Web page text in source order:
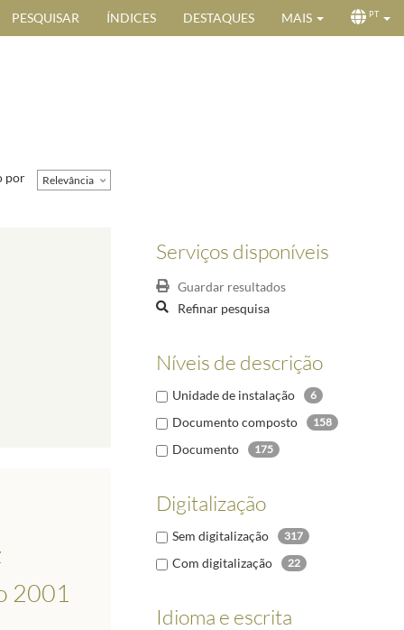
PESQUISAR ÍNDICES DESTAQUES MAIS PT
Serviços disponíveis
Guardar resultados
Refinar pesquisa
Níveis de descrição
Unidade de instalação 6
Documento composto 158
Documento 175
Digitalização
Sem digitalização 317
Com digitalização 22
Idioma e escrita
por Relevância
2001